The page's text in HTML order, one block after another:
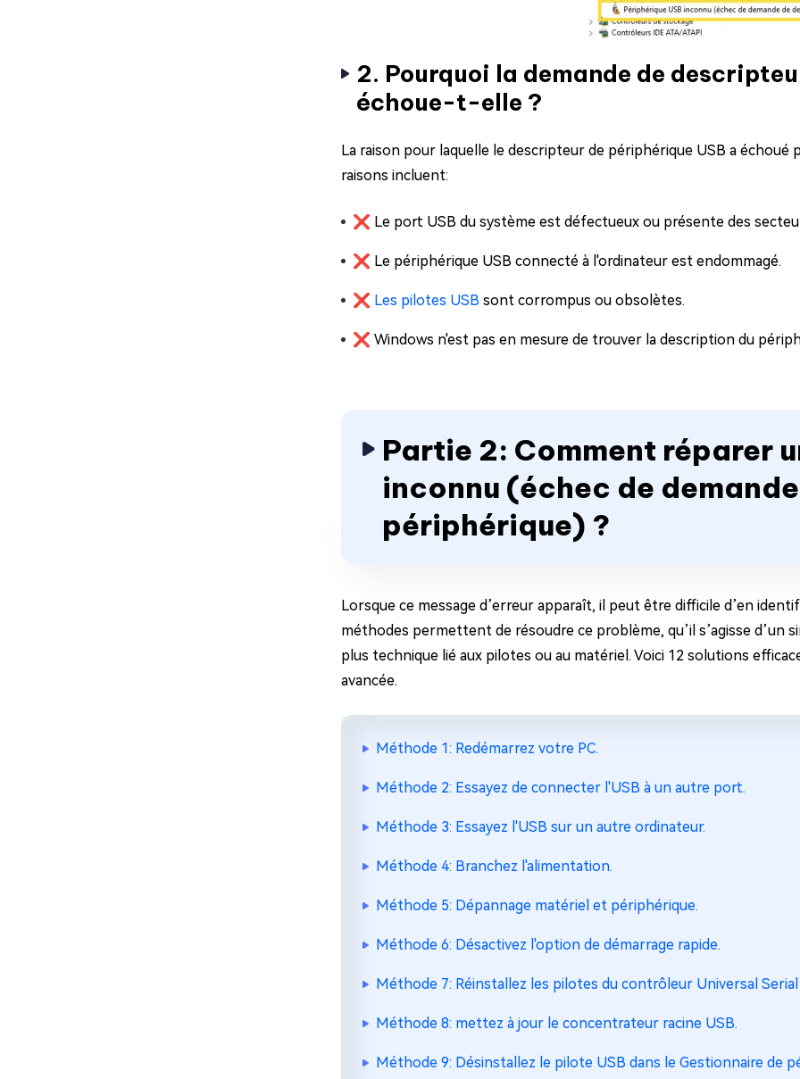
2. Pourquoi la demande de
échoue-t-elle ?
La raison pour laquelle le descripteur de périphérique USB a
raisons incluent:
❌ Le port USB du système est défectueux ou présente des
❌ Le périphérique USB connecté à l'ordinateur est endommagé.
❌ Les pilotes USB sont corrompus ou obsolètes.
❌ Windows n'est pas en mesure de trouver la description du
Partie 2: Comment réparer
inconnu (échec de
périphérique) ?
Lorsque ce message d’erreur apparaît, il peut être difficile d’en
méthodes permettent de résoudre ce problème, qu’il s’agisse
plus technique lié aux pilotes ou au matériel. Voici 12 solutions
avancée.
Méthode 1: Redémarrez votre PC.
Méthode 2: Essayez de connecter l'USB à un autre port.
Méthode 3: Essayez l'USB sur un autre ordinateur.
Méthode 4: Branchez l'alimentation.
Méthode 5: Dépannage matériel et périphérique.
Méthode 6: Désactivez l'option de démarrage rapide.
Méthode 7: Réinstallez les pilotes du contrôleur Universal Serial
Méthode 8: mettez à jour le concentrateur racine USB.
Méthode 9: Désinstallez le pilote USB dans le Gestionnaire de